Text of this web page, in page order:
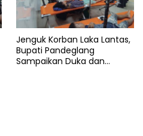
Jenguk Korban Laka Lantas,
Bupati Pandeglang
Sampaikan Duka dan